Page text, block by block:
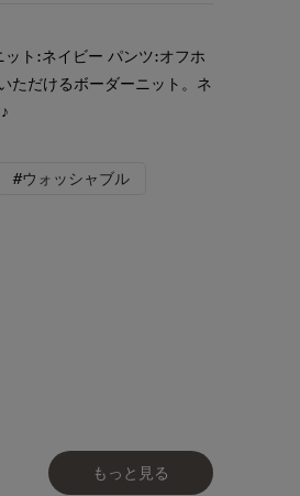
ト:ネイビー パンツ:オフホ
ただけるボーダーニット。ネ
#ウォッシャブル
もっと見る